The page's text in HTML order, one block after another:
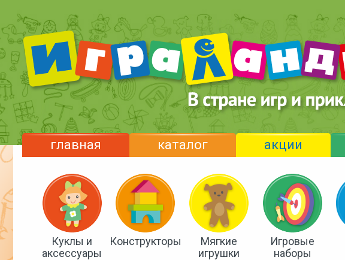
главная каталог акции
Куклы и
аксессуары
Конструкторы
Мягкие
игрушки
Игровые
наборы